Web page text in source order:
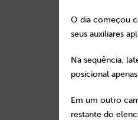
O dia começou
seus auxiliares
Na sequência,
posicional
Em um outro
restante do